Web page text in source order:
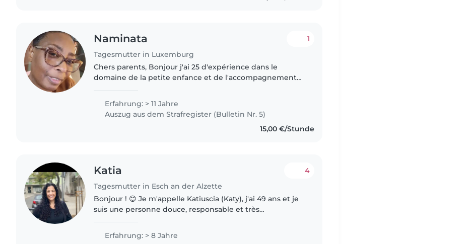
Naminata
Tagesmutter in Luxemburg
1
Chers parents, Bonjour j'ai 25 d'expérience dans le
domaine de la petite enfance et de l'accompagnement
serais ravie de travailler..
Erfahrung: > 11 Jahre
Auszug aus dem Strafregister (Bulletin Nr. 5)
15,00 €/Stunde
Katia
Tagesmutter in Esch an der Alzette
4
Bonjour ! 😊 Je m'appelle Katiuscia (Katy), j'ai 49 ans et je
suis une personne douce, responsable et très
d'enfants, des nouveau-nés..
Erfahrung: > 8 Jahre